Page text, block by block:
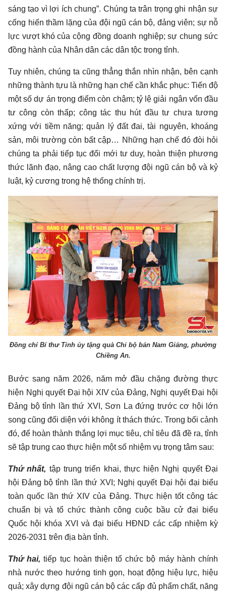
sáng tạo vì lợi ích chung”. Chúng ta trân trọng ghi nhận sự
cống hiến thầm lặng của đội ngũ cán bộ, đảng viên; sự nỗ
lực vượt khó của cộng đồng doanh nghiệp; sự chung sức
đồng hành của Nhân dân các dân tộc trong tỉnh.
Tuy nhiên, chúng ta cũng thẳng thắn nhìn nhận, bên cạnh
những thành tựu là những hạn chế cần khắc phục: Tiến độ
một số dự án trọng điểm còn chậm; tỷ lệ giải ngân vốn đầu
tư công còn thấp; công tác thu hút đầu tư chưa tương
xứng với tiềm năng; quản lý đất đai, tài nguyên, khoáng
sản, môi trường còn bất cập… Những hạn chế đó đòi hỏi
chúng ta phải tiếp tục đổi mới tư duy, hoàn thiện phương
thức lãnh đạo, nâng cao chất lượng đội ngũ cán bộ và kỷ
luật, kỷ cương trong hệ thống chính trị.
Đồng chí Bí thư Tỉnh ủy tặng quà Chi bộ bản Nam Giáng, phường
Chiềng An.
Bước sang năm 2026, năm mở đầu chặng đường thực
hiện Nghị quyết Đại hội XIV của Đảng, Nghị quyết Đại hội
Đảng bộ tỉnh lần thứ XVI, Sơn La đứng trước cơ hội lớn
song cũng đối diện với không ít thách thức. Trong bối cảnh
đó, để hoàn thành thắng lợi mục tiêu, chỉ tiêu đã đề ra, tỉnh
sẽ tập trung cao thực hiện một số nhiệm vụ trọng tâm sau:
Thứ nhất, tập trung triển khai, thực hiện Nghị quyết Đại
hội Đảng bộ tỉnh lần thứ XVI; Nghị quyết Đại hội đại biểu
toàn quốc lần thứ XIV của Đảng. Thực hiện tốt công tác
chuẩn bị và tổ chức thành công cuộc bầu cử đại biểu
Quốc hội khóa XVI và đại biểu HĐND các cấp nhiệm kỳ
2026-2031 trên địa bàn tỉnh.
Thứ hai, tiếp tục hoàn thiện tổ chức bộ máy hành chính
nhà nước theo hướng tinh gọn, hoạt động hiệu lực, hiệu
quả; xây dựng đội ngũ cán bộ các cấp đủ phẩm chất, năng